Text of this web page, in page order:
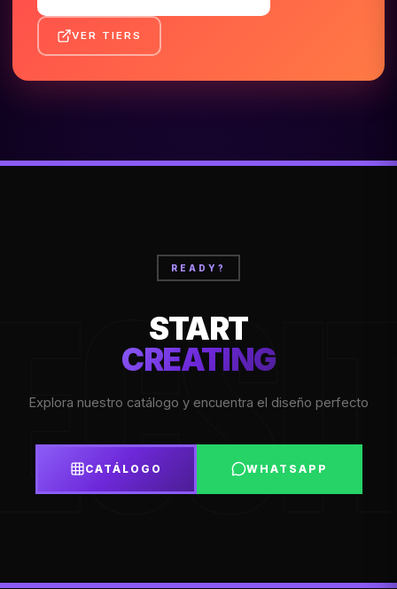
VER TIERS
READY?
START
CREATING
Explora nuestro catálogo y encuentra el diseño perfecto
CATÁLOGO WHATSAPP